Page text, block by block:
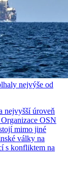
nejvýše od
nejvyšší úroveň
OSN
mimo jiné
války na
s konfliktem na